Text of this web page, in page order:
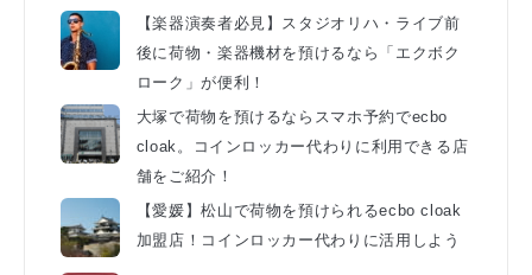
【楽器演奏者必見】スタジオリハ・ライブ前
後に荷物・楽器機材を預けるなら「エクボク
ローク」が便利！
大塚で荷物を預けるならスマホ予約でecbo
cloak。コインロッカー代わりに利用できる店
舗をご紹介！
【愛媛】松山で荷物を預けられるecbo cloak
加盟店！コインロッカー代わりに活用しよう